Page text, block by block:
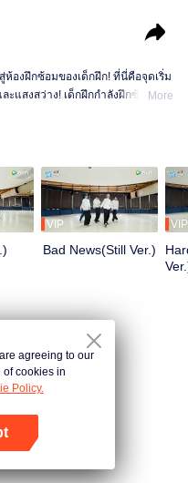
ห้องฝึกซ้อมของเด็กฝึก! ที่นี่คือจุดเริ่ม
แสงสว่าง! เด็กฝึกกำลังฝึกซ้อมMore
VIP
Bad News(Still Ver.)
VIP
agreeing to our
of cookies in
Policy.